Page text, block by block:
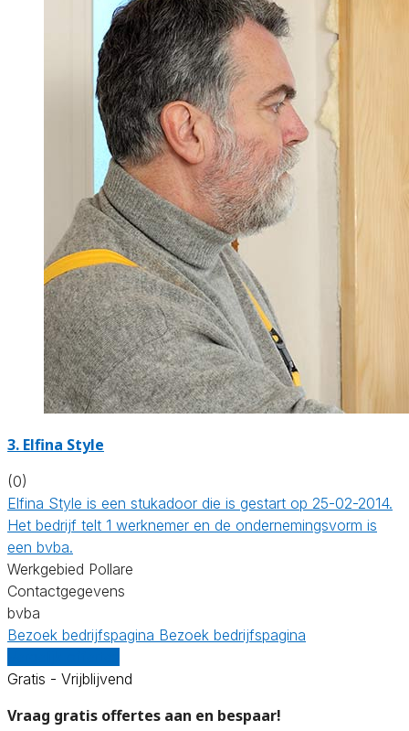
3. Elfina Style
(0)
Elfina Style is een stukadoor die is gestart op 25-02-2014.
Het bedrijf telt 1 werknemer en de ondernemingsvorm is
een bvba.
Werkgebied Pollare
Contactgegevens
bvba
Bezoek bedrijfspagina Bezoek bedrijfspagina
Gratis - Vrijblijvend
Vraag gratis offertes aan en bespaar!